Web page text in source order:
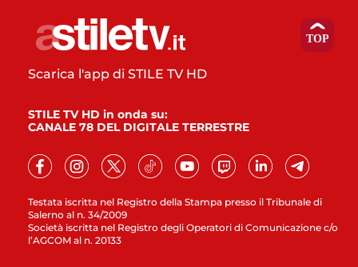
Testata iscritta nel Registro della Stampa presso il Tribunale di
Salerno al n. 34/2009
Società iscritta nel Registro degli Operatori di Comunicazione c/o
l’AGCOM al n. 20133
Scarica l'app di STILE TV HD
STILE TV HD in onda su:
CANALE 78 DEL DIGITALE TERRESTRE